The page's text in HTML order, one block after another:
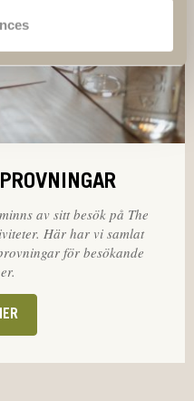
av sitt besök på The
Här har vi samlat
för besökande